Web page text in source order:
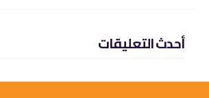
أحدث التعليقات